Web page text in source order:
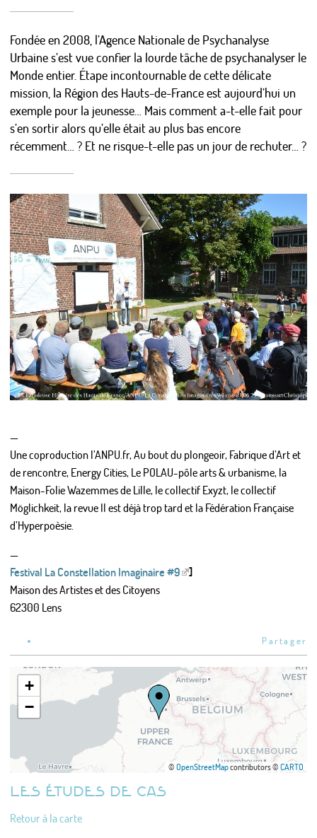
L’URBANISTE ENCHANTEUR
Actualités
Calendrier
Photos/Vidéos/Pro
Presse
Nous écrire / Recevoir des nouvelles
Fondée en 2008, l’Agence Nationale de Psychanalyse
Urbaine s’est vue confier la lourde tâche de psychanalyser le
Monde entier. Étape incontournable de cette délicate
mission, la Région des Hauts-de-France est aujourd’hui un
exemple pour la jeunesse… Mais comment a-t-elle fait pour
s’en sortir alors qu’elle était au plus bas encore
récemment… ? Et ne risque-t-elle pas un jour de rechuter… ?
—
Une coproduction l’ANPU.fr, Au bout du plongeoir, Fabrique d’Art et
de rencontre, Energy Cities, Le POLAU-pôle arts & urbanisme, la
Maison-Folie Wazemmes de Lille, le collectif Exyzt, le collectif
Möglichkeit, la revue Il est déjà trop tard et la Fédération Française
d’Hyperpoèsie.
—
Festival La Constellation Imaginaire #9
]
Maison des Artistes et des Citoyens
62300 Lens
Partager
+
−
© OpenStreetMapcontributors © CARTO
LES ÉTUDES DE CAS
Retour à la carte